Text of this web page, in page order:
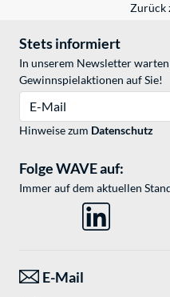
Zurück
Stets informiert
In unserem Newsletter
Gewinnspielaktionen auf Sie!
Hinweise zum Datenschutz
Folge WAVE auf:
Immer auf dem aktuellen
E-Mail